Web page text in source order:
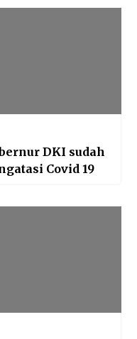
DKI sudah
Covid 19